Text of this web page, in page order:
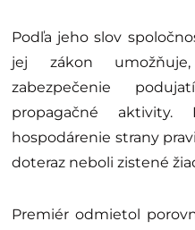
Podľa jeho slov
jej zákon
zabezpečenie
propagačné
hospodárenie strany
doteraz neboli zistené
Premiér odmietol